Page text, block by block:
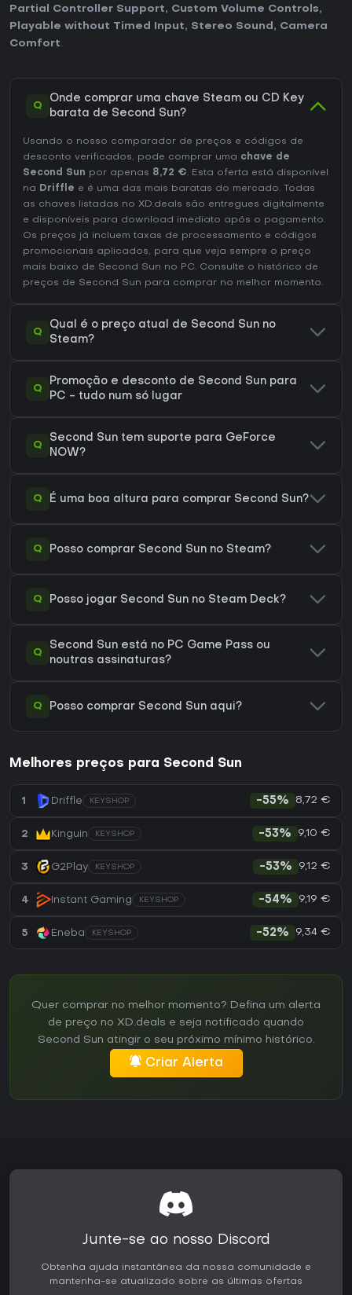
Partial Controller Support, Custom Volume Controls,
Playable without Timed Input, Stereo Sound , Camera
Comfort.
Q
Onde comprar uma chave Steam ou CD Key
barata de Second Sun?
Usando o nosso comparador de preços e códigos de
desconto verificados, pode comprar uma chave de
Second Sun por apenas 8,72 €. Esta oferta está disponível
na Driffle e é uma das mais baratas do mercado. Todas
as chaves listadas no XD.deals são entregues digitalmente
e disponíveis para download imediato após o pagamento.
Os preços já incluem taxas de processamento e códigos
promocionais aplicados, para que veja sempre o preço
mais baixo de Second Sun no PC. Consulte o histórico de
preços de Second Sun para comprar no melhor momento.
Q
Qual é o preço atual de Second Sun no
Steam?
Q
Promoção e desconto de Second Sun para
PC - tudo num só lugar
Q
Second Sun tem suporte para GeForce
NOW?
Q É uma boa altura para comprar Second Sun?
Q Posso comprar Second Sun no Steam?
Q Posso jogar Second Sun no Steam Deck?
Q
Second Sun está no PC Game Pass ou
noutras assinaturas?
Q Posso comprar Second Sun aqui?
Melhores preços para Second Sun
1 Driffle KEYSHOP -55% 8,72 €
2 Kinguin KEYSHOP -53% 9,10 €
3 G2Play KEYSHOP -53% 9,12 €
4 Instant Gaming KEYSHOP -54% 9,19 €
5 Eneba KEYSHOP -52% 9,34 €
Quer comprar no melhor momento? Defina um alerta
de preço no XD.deals e seja notificado quando
Second Sun atingir o seu próximo mínimo histórico.
Criar Alerta
Junte-se ao nosso Discord
Obtenha ajuda instantânea da nossa comunidade e
mantenha-se atualizado sobre as últimas ofertas